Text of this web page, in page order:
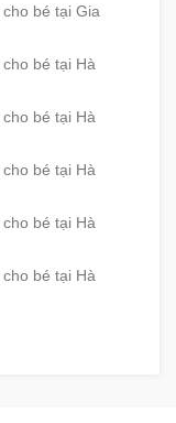
bé tại Gia
bé tại Hà
bé tại Hà
bé tại Hà
bé tại Hà
bé tại Hà